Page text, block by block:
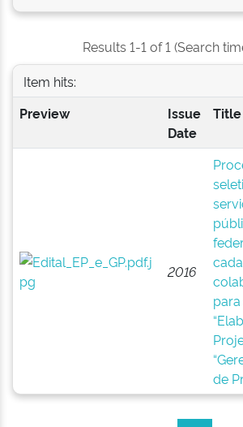
Results 1-1 of 1 (Search
Item hits:
Preview
Issue
Date
Title
2016
de